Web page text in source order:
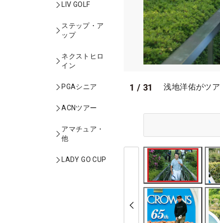
LIV GOLF
ステップ・ア
ップ
ネクストヒロ
イン
PGAシニア
ACNツアー
アマチュア・
他
LADY GO CUP
1 / 31 浅地洋佑がツ